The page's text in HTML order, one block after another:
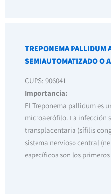
TREPONEMA PALLIDUM
SEMIAUTOMATIZADO O
CUPS: 906041
Importancia:
El Treponema pallidum es
microaerófilo. La infección
transplacentaria (sífilis
sistema nervioso central
específicos son los